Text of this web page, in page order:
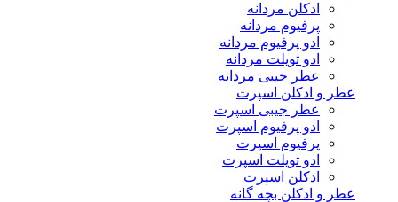
ادکلن مردانه
پرفیوم مردانه
ادو پرفیوم مردانه
ادو تویلت مردانه
عطر جیبی مردانه
عطر و ادکلن اسپرت
عطر جیبی اسپرت
ادو پرفیوم اسپرت
پرفیوم اسپرت
ادو تویلت اسپرت
ادکلن اسپرت
عطر و ادکلن بچه گانه